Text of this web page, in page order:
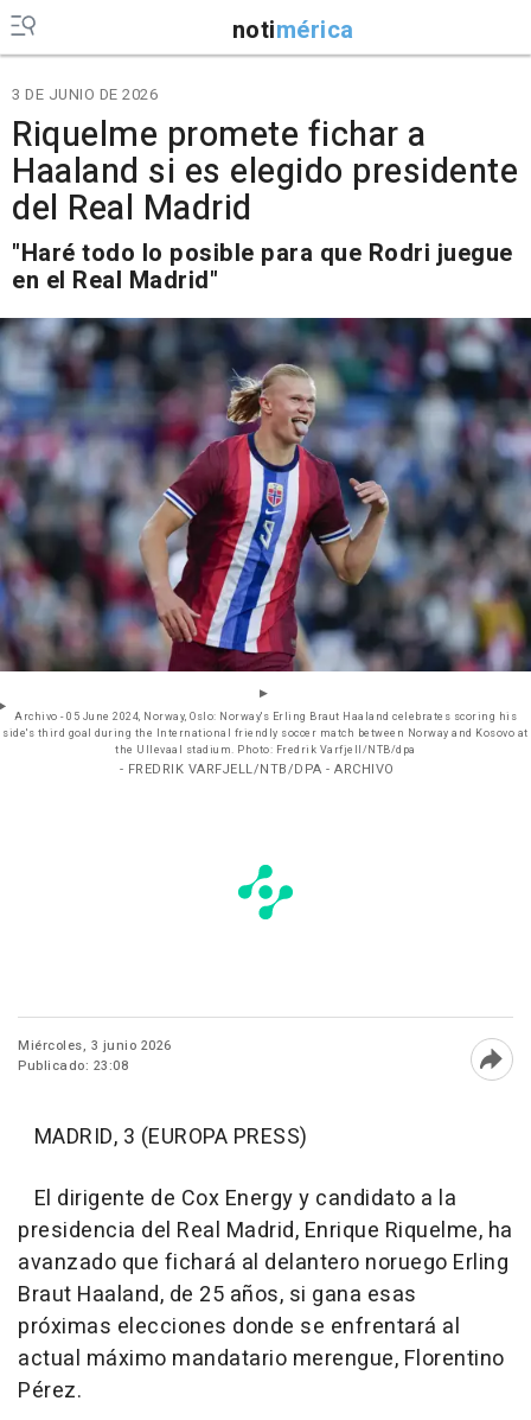
notimérica
3 DE JUNIO DE 2026
Riquelme promete fichar a
Haaland si es elegido presidente
del Real Madrid
"Haré todo lo posible para que Rodri juegue
en el Real Madrid"
Archivo - 05 June 2024, Norway, Oslo: Norway's Erling Braut Haaland celebrates scoring his
side's third goal during the International friendly soccer match between Norway and Kosovo at
the Ullevaal stadium. Photo: Fredrik Varfjell/NTB/dpa
- FREDRIK VARFJELL/NTB/DPA - ARCHIVO
Miércoles, 3 junio 2026
Publicado: 23:08
MADRID, 3 (EUROPA PRESS)
El dirigente de Cox Energy y candidato a la
presidencia del Real Madrid, Enrique Riquelme, ha
avanzado que fichará al delantero noruego Erling
Braut Haaland, de 25 años, si gana esas
próximas elecciones donde se enfrentará al
actual máximo mandatario merengue, Florentino
Pérez.